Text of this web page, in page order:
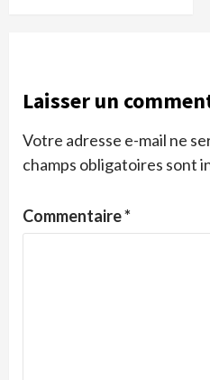
Laisser un
Votre adresse e-mail ne
champs obligatoires sont
Commentaire*